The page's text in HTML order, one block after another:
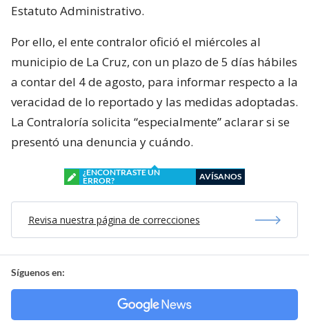
Estatuto Administrativo.
Por ello, el ente contralor ofició el miércoles al
municipio de La Cruz, con un plazo de 5 días hábiles
a contar del 4 de agosto, para informar respecto a la
veracidad de lo reportado y las medidas adoptadas.
La Contraloría solicita “especialmente” aclarar si se
presentó una denuncia y cuándo.
¿ENCONTRASTE UN
ERROR?
AVÍSANOS
Revisa nuestra página de correcciones
Síguenos en: